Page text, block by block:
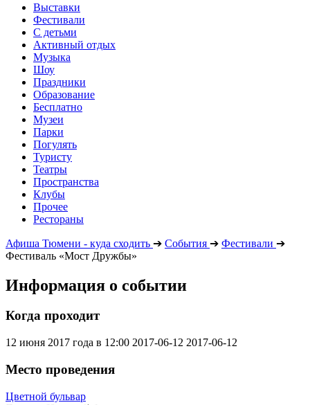
Выставки
Фестивали
С детьми
Активный отдых
Музыка
Шоу
Праздники
Образование
Бесплатно
Музеи
Парки
Погулять
Туристу
Театры
Пространства
Клубы
Прочее
Рестораны
Афиша Тюмени - куда сходить ➔ События ➔ Фестивали ➔
Фестиваль «Мост Дружбы»
Информация о событии
Когда проходит
12 июня 2017 года в 12:00 2017-06-12 2017-06-12
Место проведения
Цветной бульвар